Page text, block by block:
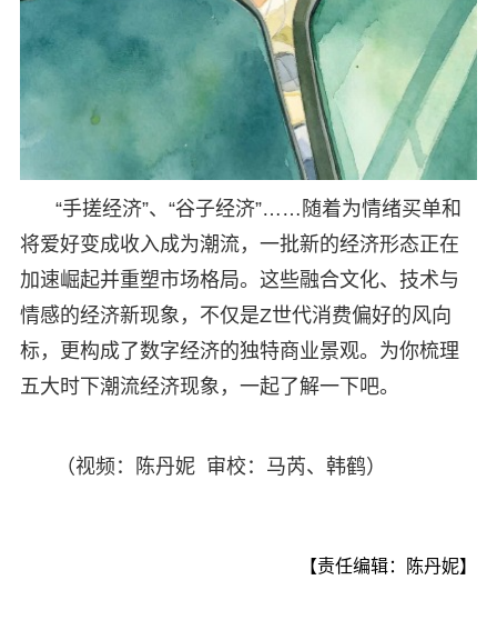
“手搓经济”、“谷子经济”……随着为情绪买单和
将爱好变成收入成为潮流，一批新的经济形态正在
加速崛起并重塑市场格局。这些融合文化、技术与
情感的经济新现象，不仅是Z世代消费偏好的风向
标，更构成了数字经济的独特商业景观。为你梳理
五大时下潮流经济现象，一起了解一下吧。
（视频：陈丹妮 审校：马芮、韩鹤）
【责任编辑：陈丹妮】